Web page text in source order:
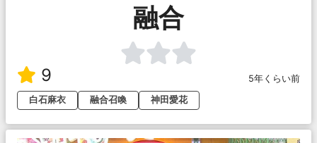
融合
9
5年くらい前
白石麻衣
融合召喚 神田愛花